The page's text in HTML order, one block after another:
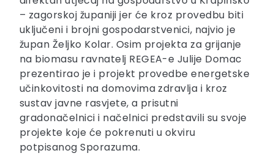
– zagorskoj županiji jer će kroz provedbu biti
uključeni i brojni gospodarstvenici, najvio je
župan Željko Kolar. Osim projekta za grijanje
na biomasu ravnatelj REGEA-e Julije Domac
prezentirao je i projekt provedbe energetske
učinkovitosti na domovima zdravlja i kroz
sustav javne rasvjete, a prisutni
gradonačelnici i načelnici predstavili su svoje
projekte koje će pokrenuti u okviru
potpisanog Sporazuma.